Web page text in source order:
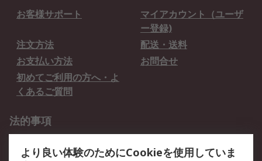
お客様サポート
マイアカウント（ユーザ
ー登録)
注文方法
配送・送料
お支払い方法
お問合せ
初めてご利用の方へ・よ
くあるご質問
法的事項
より良い体験のためにCookieを使用していま